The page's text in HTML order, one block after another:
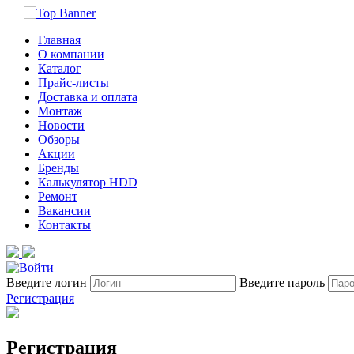
Главная
О компании
Каталог
Прайс-листы
Доставка и оплата
Монтаж
Новости
Обзоры
Акции
Бренды
Калькулятор HDD
Ремонт
Вакансии
Контакты
Введите логин Введите пароль
Регистрация
Регистрация